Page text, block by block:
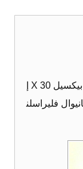
فليراسلن